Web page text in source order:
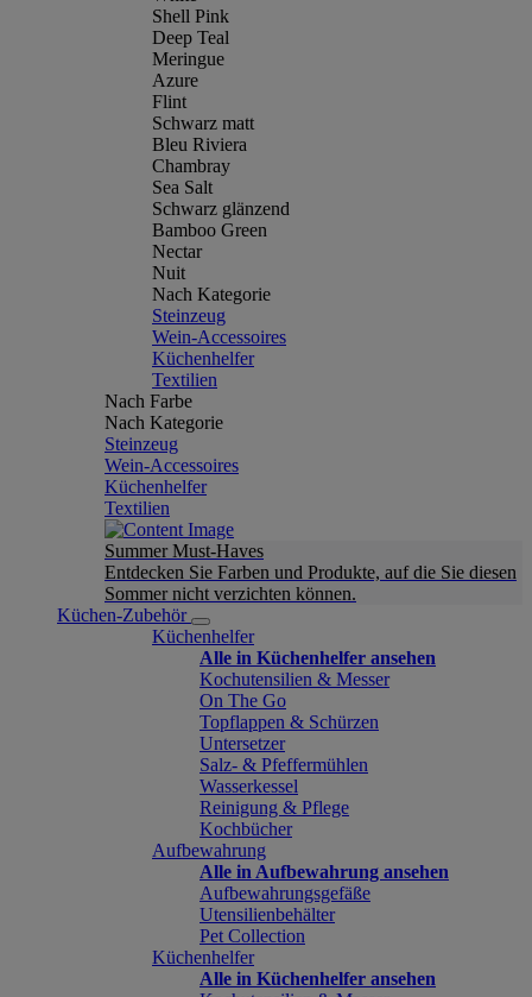
Shell Pink
Deep Teal
Meringue
Azure
Flint
Schwarz matt
Bleu Riviera
Chambray
Sea Salt
Schwarz glänzend
Bamboo Green
Nectar
Nuit
Nach Kategorie
Steinzeug
Wein-Accessoires
Küchenhelfer
Textilien
Nach Farbe
Nach Kategorie
Steinzeug
Wein-Accessoires
Küchenhelfer
Textilien
Summer Must-Haves
Entdecken Sie Farben und Produkte, auf die Sie diesen
Sommer nicht verzichten können.
Küchen-Zubehör
Küchenhelfer
Alle in Küchenhelfer ansehen
Kochutensilien & Messer
On The Go
Topflappen & Schürzen
Untersetzer
Salz- & Pfeffermühlen
Wasserkessel
Reinigung & Pflege
Kochbücher
Aufbewahrung
Alle in Aufbewahrung ansehen
Aufbewahrungsgefäße
Utensilienbehälter
Pet Collection
Küchenhelfer
Alle in Küchenhelfer ansehen